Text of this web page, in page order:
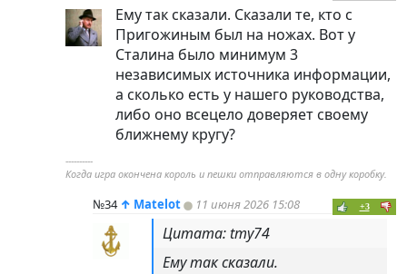
Ему так сказали. Сказали те, кто с
Пригожиным был на ножах. Вот у
Сталина было минимум 3
независимых источника информации,
а сколько есть у нашего руководства,
либо оно всецело доверяет своему
ближнему кругу?
----------
Когда игра окончена король и пешки отправляются в одну коробку.
№34 ↑ Matelot 11 июня 2026 15:08 +3
Цитата: tmy74
Ему так сказали.